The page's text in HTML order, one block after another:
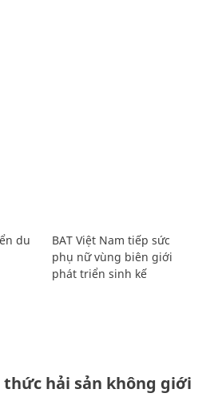
du
BAT Việt Nam tiếp sức
phụ nữ vùng biên giới
phát triển sinh kế
hải sản không giới